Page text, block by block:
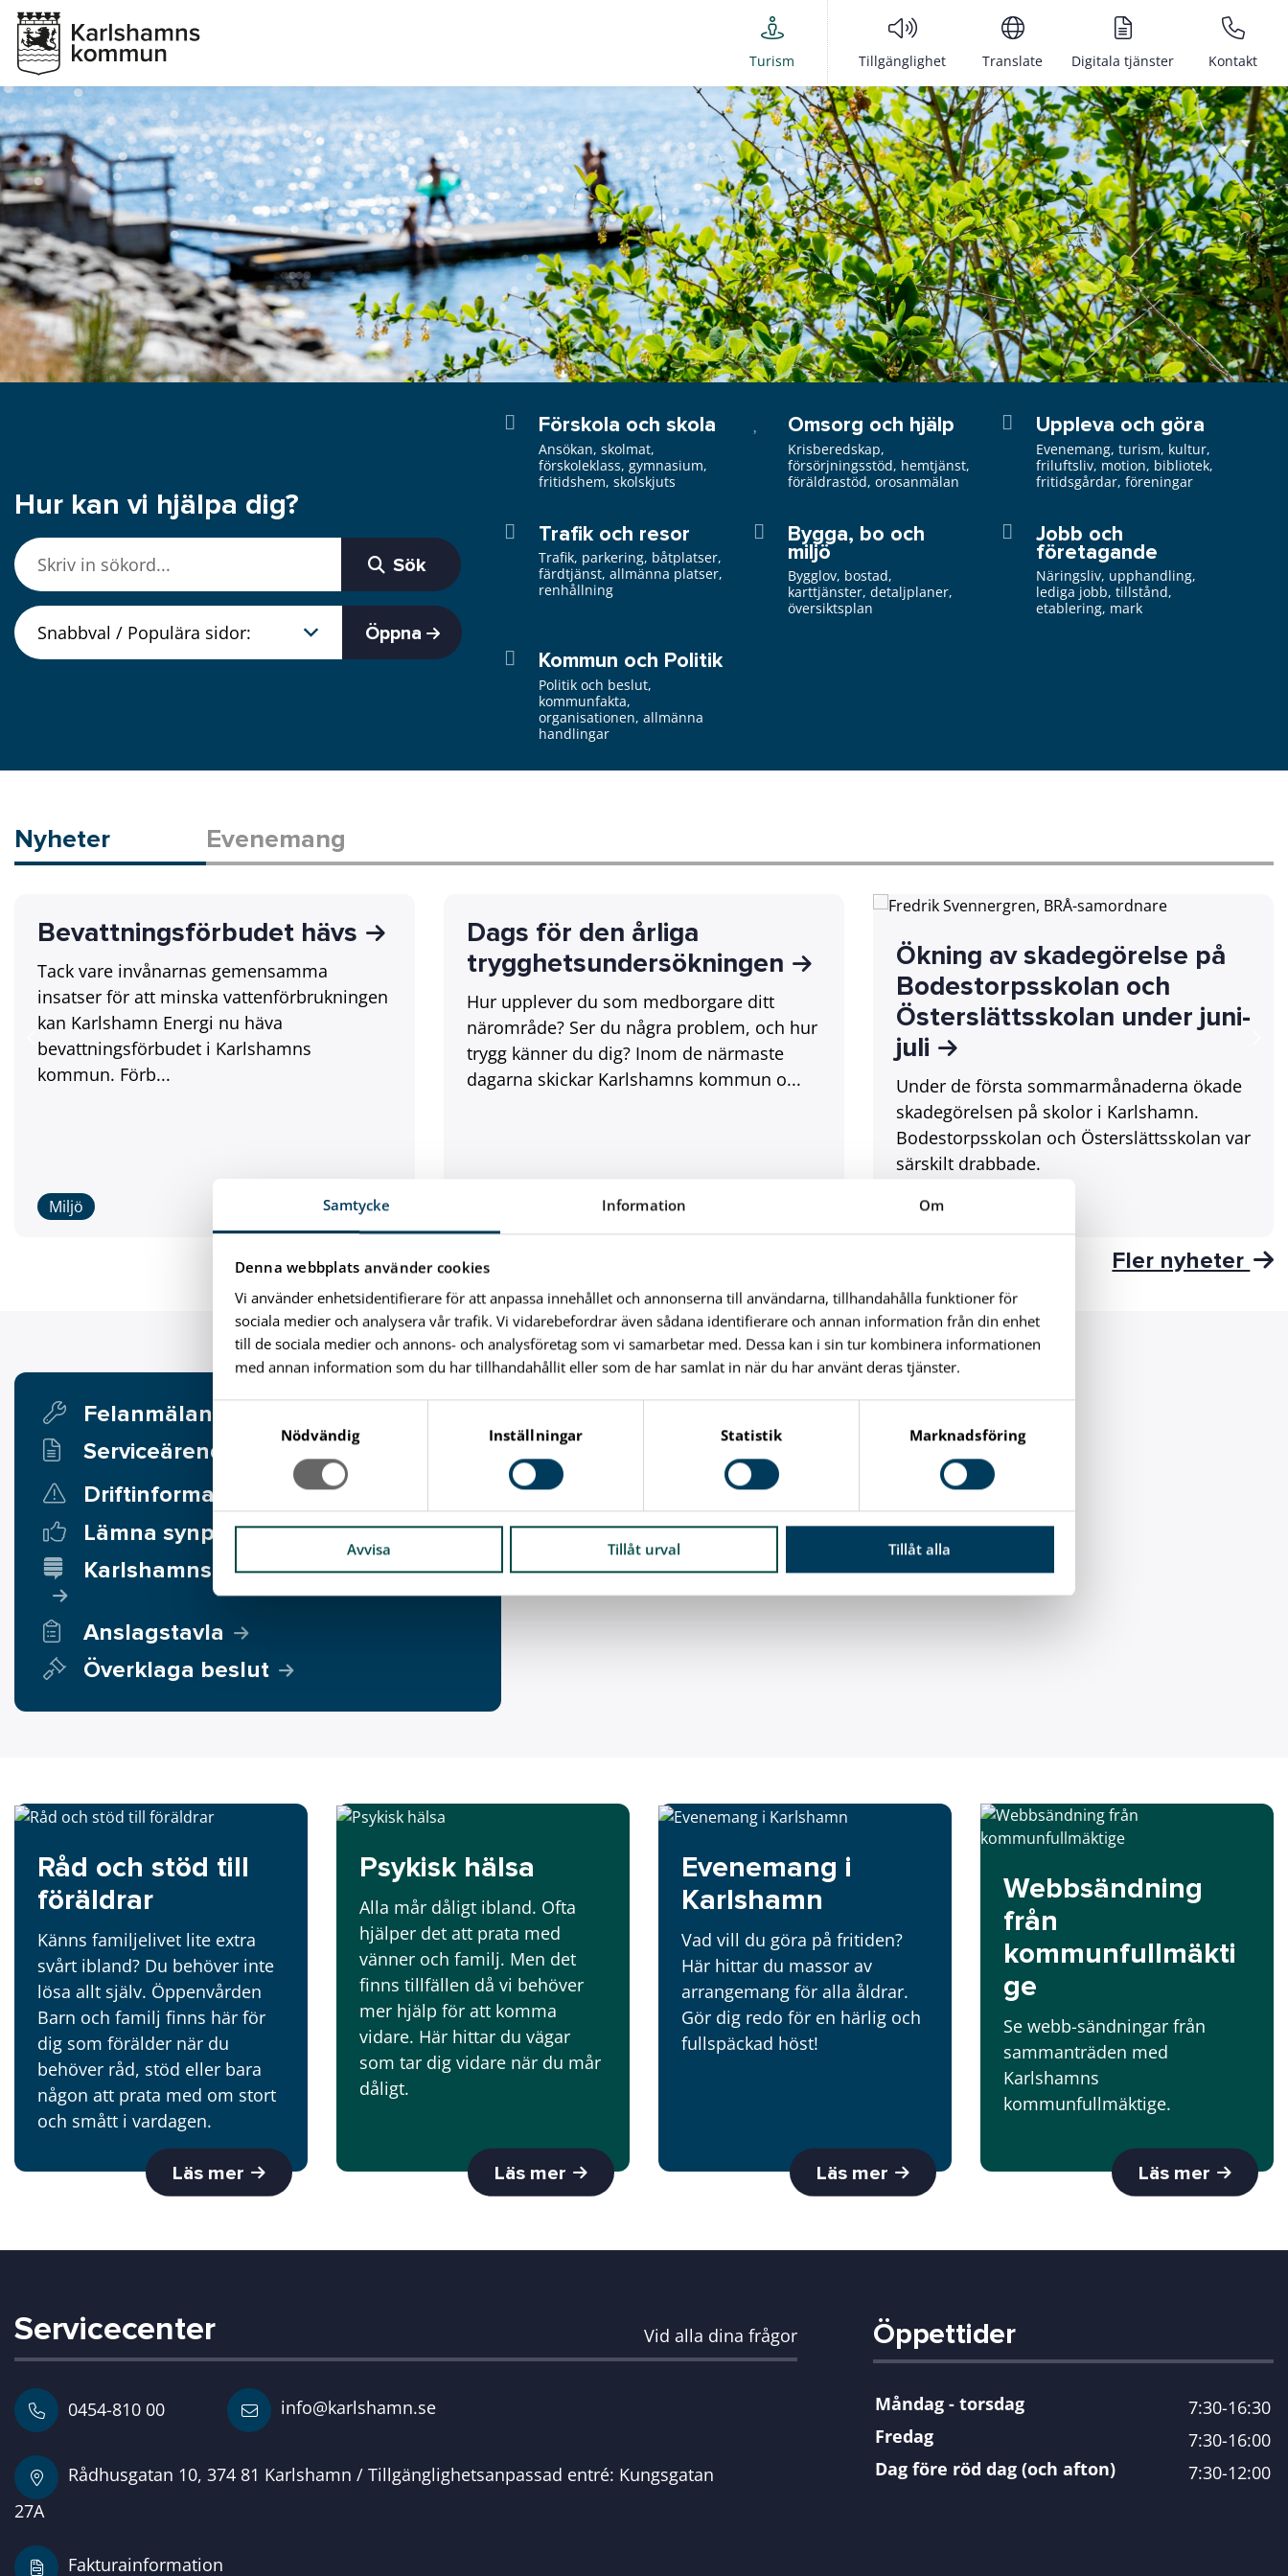
Samtycke Information Om
Denna webbplats använder cookies
Vi använder enhetsidentifierare för att anpassa innehållet och annonserna till användarna, tillhandahålla funktioner för
sociala medier och analysera vår trafik. Vi vidarebefordrar även sådana identifierare och annan information från din enhet
till de sociala medier och annons- och analysföretag som vi samarbetar med. Dessa kan i sin tur kombinera informationen
med annan information som du har tillhandahållit eller som de har samlat in när du har använt deras tjänster.
m
y
c
s
a
l
Nödvändig Inställningar Statistik Marknadsföring
Avvisa Tillåt urval Tillåt alla
Turism Tillgänglighet Translate Digitala tjänster Kontakt
Hur kan vi hjälpa dig?
Sök
Öppna
Förskola och skola
Ansökan, skolmat,
förskoleklass, gymnasium,
fritidshem, skolskjuts
Omsorg och hjälp
Krisberedskap,
försörjningsstöd, hemtjänst,
föräldrastöd, orosanmälan
Uppleva och göra
Evenemang, turism, kultur,
friluftsliv, motion, bibliotek,
fritidsgårdar, föreningar
Trafik och resor
Trafik, parkering, båtplatser,
färdtjänst, allmänna platser,
renhållning
Bygga, bo och
miljö
Bygglov, bostad,
karttjänster, detaljplaner,
översiktsplan
Jobb och
företagande
Näringsliv, upphandling,
lediga jobb, tillstånd,
etablering, mark
Kommun och Politik
Politik och beslut,
kommunfakta,
organisationen, allmänna
handlingar
Nyheter Evenemang
Miljö
Bevattningsförbudet hävs
Tack vare invånarnas gemensamma
insatser för att minska vattenförbrukningen
kan Karlshamn Energi nu häva
bevattningsförbudet i Karlshamns
kommun. Förb...
Dags för den årliga
trygghetsundersökningen
Hur upplever du som medborgare ditt
närområde? Ser du några problem, och hur
trygg känner du dig? Inom de närmaste
dagarna skickar Karlshamns kommun o...
Kommun
Ökning av skadegörelse på
Bodestorpsskolan och
Österslättsskolan under juni-
juli
Under de första sommarmånaderna ökade
skadegörelsen på skolor i Karlshamn.
Bodestorpsskolan och Österslättsskolan var
särskilt drabbade.
Fler nyheter
Felanmälan
Serviceärende
Driftinformation
Lämna synpunkter
Karlshamnsförslaget
Anslagstavla
Överklaga beslut
Snart är det dags för årets
Arkitekturvecka!
Se alla programpunkter och anmäl dig via länken.
Råd och stöd till
föräldrar
Känns familjelivet lite extra
svårt ibland? Du behöver inte
lösa allt själv. Öppenvården
Barn och familj finns här för
dig som förälder när du
behöver råd, stöd eller bara
någon att prata med om stort
och smått i vardagen.
Läs mer
Psykisk hälsa
Alla mår dåligt ibland. Ofta
hjälper det att prata med
vänner och familj. Men det
finns tillfällen då vi behöver
mer hjälp för att komma
vidare. Här hittar du vägar
som tar dig vidare när du mår
dåligt.
Läs mer
Evenemang i
Karlshamn
Vad vill du göra på fritiden?
Här hittar du massor av
arrangemang för alla åldrar.
Gör dig redo för en härlig och
fullspäckad höst!
Läs mer
Webbsändning
från
kommunfullmäkti
ge
Se webb-sändningar från
sammanträden med
Karlshamns
kommunfullmäktige.
Läs mer
Servicecenter Vid alla dina frågor
0454-810 00 info@karlshamn.se
Rådhusgatan 10, 374 81 Karlshamn / Tillgänglighetsanpassad entré: Kungsgatan
27A
Fakturainformation
Öppettider
Måndag - torsdag
7:30-16:30
Fredag
7:30-16:00
Dag före röd dag (och afton)
7:30-12:00